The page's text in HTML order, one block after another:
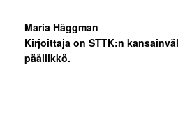
Maria Häggman
Kirjoittaja on STTK:n
päällikkö.